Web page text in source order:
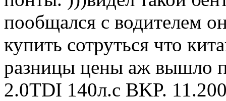
пообщался с водителем
купить сотруться что
разницы цены аж вышло
2.0TDI 140л.с BKP.